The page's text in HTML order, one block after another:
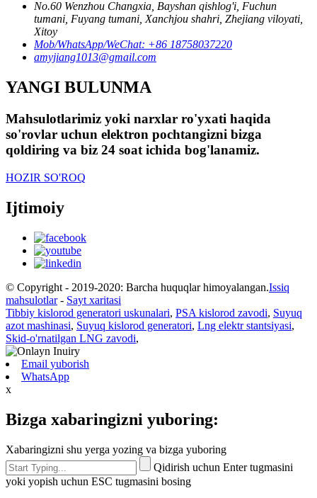
No.60 Wenzhou Changxia, Bayshan qishlog'i, Fuchun
tumani, Fuyang tumani, Xanchjou shahri, Zhejiang viloyati,
Xitoy
Mob/WhatsApp/WeChat: +86 18758037220
amyjiang1013@gmail.com
YANGI BULUNMA
Mahsulotlarimiz yoki narxlar ro'yxati haqida
so'rovlar uchun elektron pochtangizni bizga
qoldiring va biz 24 soat ichida bog'lanamiz.
HOZIR SO'ROQ
Ijtimoiy
© Copyright - 2019-2020: Barcha huquqlar himoyalangan.Issiq
mahsulotlar- Sayt xaritasi
Tibbiy kislorod generatori uskunalari, PSA kislorod zavodi, Suyuq
azot mashinasi, Suyuq kislorod generatori, Lng elektr stantsiyasi,
Skid-o'rnatilgan LNG zavodi,
Email yuborish
WhatsApp
x
Bizga xabaringizni yuboring:
Xabaringizni shu yerga yozing va bizga yuboring
Qidirish uchun Enter tugmasini
yoki yopish uchun ESC tugmasini bosing